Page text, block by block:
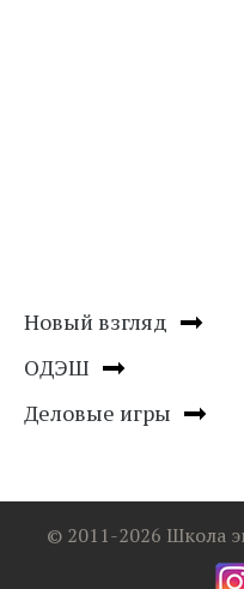
Новый взгляд
ОДЭШ
Деловые игры
© 2011-2026 Школа